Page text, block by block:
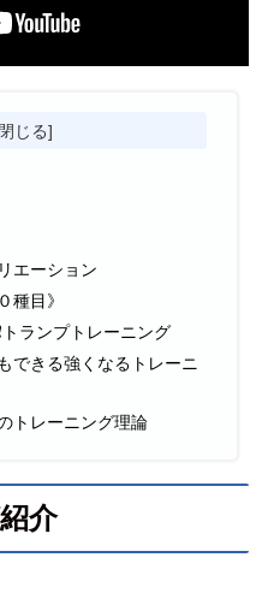
エーション
種目》
トランプトレーニング
できる強くなるトレーニ
トレーニング理論
介